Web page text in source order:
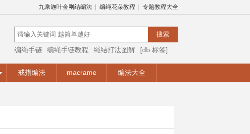
九乘迦叶金刚结编法 编绳花朵教程 专题教程大全
编绳手链 编绳手链教程 绳结打法图解
[db:标签]
戒指编法 macrame 编法大全